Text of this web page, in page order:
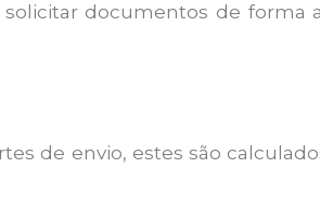
solicitar documentos de forma
de envio, estes são